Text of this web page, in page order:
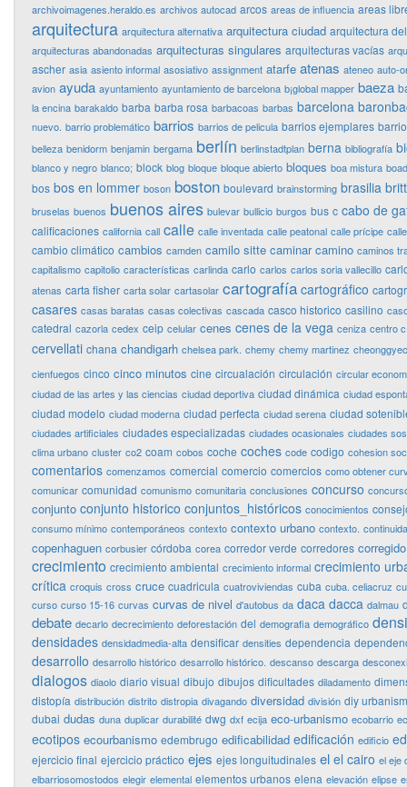
archivoimagenes.heraldo.es archivos autocad arcos areas de influencia areas
arquitectura arquitectura alternativa arquitectura ciudad arquitectura
arquitecturas abandonadas arquitecturas singulares arquitecturas vacías
ascher asia asiento informal asosiativo assignment atarfe atenas ateneo auto-
avion ayuda ayuntamiento ayuntamiento de barcelona b¡global mapper baeza
la encina barakaldo barba barba rosa barbacoas barbas barcelona
nuevo. barrio problemático barrios barrios de pelicula barrios ejemplares
belleza benidorm benjamin bergama berlín berlinstadtplan berna bibliografía
blanco y negro blanco; block blog bloque bloque abierto bloques boa mistura
bos bos en lommer boson boston boulevard brainstorming brasilia
bruselas buenos buenos aires bulevar bullicio burgos bus c cabo de
calificaciones california call calle calle inventada calle peatonal calle prícipe
cambio climático cambios camden camilo sitte caminar camino caminos
capitalismo capitolio características carlinda carlo carlos carlos soria vallecillo
atenas carta fisher carta solar cartasolar cartografía cartográfico
casares casas baratas casas colectivas cascada casco historico casilino
catedral cazorla cedex ceip celular cenes cenes de la vega ceniza centro
cervellati chana chandigarh chelsea park. chemy chemy martinez
cienfuegos cinco cinco minutos cine circualación circulación circular
ciudad de las artes y las ciencias ciudad deportiva ciudad dinámica ciudad
ciudad modelo ciudad moderna ciudad perfecta ciudad serena ciudad
ciudades artificiales ciudades especializadas ciudades ocasionales ciudades
clima urbano cluster co2 coam cobos coche coches code codigo cohesion
comentarios comenzamos comercial comercio comercios como obtener
comunicar comunidad comunismo comunitaria conclusiones concurso
conjunto conjunto historico conjuntos_históricos conocimientos
consumo mínimo contemporáneos contexto contexto urbano contexto.
copenhaguen corbusier córdoba corea corredor verde corredores corregido
crecimiento crecimiento ambiental crecimiento informal crecimiento
crítica croquis cross cruce cuadricula cuatroviviendas cuba cuba. celiacruz
curso curso 15-16 curvas curvas de nivel d'autobus da daca dacca dalmau
debate decarlo decrecimiento deforestación del demografia demográfico
densidades densidadmedia-alta densificar densities dependencia
desarrollo desarrollo histórico desarrollo histórico. descanso descarga
dialogos diaolo diario visual dibujo dibujos dificultades diladamento
distopía distribución distrito distropia divagando diversidad división diy urbanism
dubai dudas duna duplicar durabilité dwg dxf ecija eco-urbanismo ecobarrio
ecotipos ecourbanismo edembrugo edificabilidad edificación edificio
ejercicio final ejercicio práctico ejes ejes longuitudinales el el cairo el eje
elbarriosomostodos elegir elemental elementos urbanos elena elevación elipse